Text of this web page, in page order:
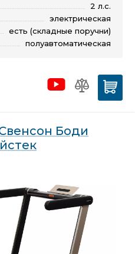
2 л.с.
электрическая
есть (складные поручни)
полуавтоматическая
Боди